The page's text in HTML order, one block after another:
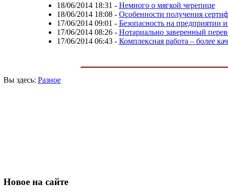
18/06/2014 18:31 - Немного о мягкой черепице
18/06/2014 18:08- Особенности получения
17/06/2014 09:01 - Безопасность на предприятии
17/06/2014 08:26- Нотариально заверенный
17/06/2014 06:43- Комплексная работа – более
Вы здесь: Разное
Новое на сайте